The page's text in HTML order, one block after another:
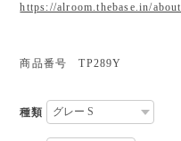
https://alroom.thebase.in/about
商品番号 TP289Y
種類